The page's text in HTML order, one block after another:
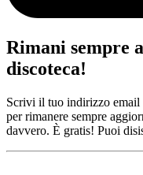
Rimani sempre
discoteca!
Scrivi il tuo indirizzo email
per rimanere sempre
davvero. È gratis! Puoi